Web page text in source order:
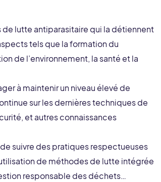
de lutte antiparasitaire qui la détiennent
tels que la formation du
de l’environnement, la santé et la
à maintenir un niveau élevé de
sur les dernières techniques de
et autres connaissances
suivre des pratiques respectueuses
de méthodes de lutte intégrée
responsable des déchets…